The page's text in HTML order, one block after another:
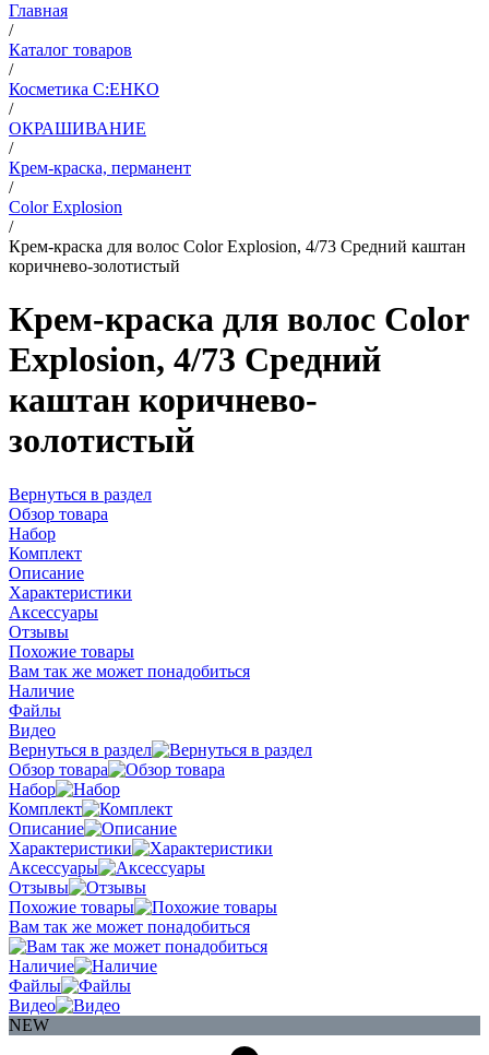
Главная
/
Каталог товаров
/
Косметика C:EHKO
/
ОКРАШИВАНИЕ
/
Крем-краска, перманент
/
Color Explosion
/
Крем-краска для волос Color Explosion, 4/73 Средний каштан
коричнево-золотистый
Крем-краска для волос Color
Explosion, 4/73 Средний
каштан коричнево-
золотистый
Вернуться в раздел
Обзор товара
Набор
Комплект
Описание
Характеристики
Аксессуары
Отзывы
Похожие товары
Вам так же может понадобиться
Наличие
Файлы
Видео
Вернуться в раздел
Обзор товара
Набор
Комплект
Описание
Характеристики
Аксессуары
Отзывы
Похожие товары
Вам так же может понадобиться
Наличие
Файлы
Видео
NEW